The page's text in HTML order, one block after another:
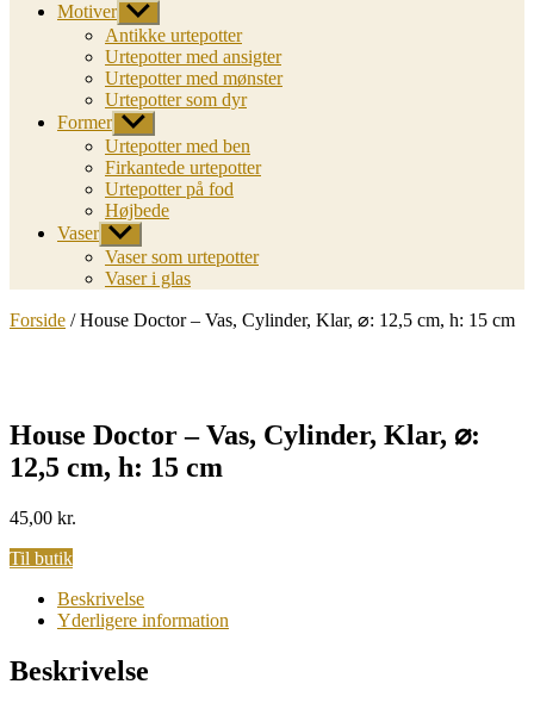
Motiver Vis
undermenu
Antikke urtepotter
Urtepotter med ansigter
Urtepotter med mønster
Urtepotter som dyr
Former Vis
undermenu
Urtepotter med ben
Firkantede urtepotter
Urtepotter på fod
Højbede
Vaser Vis
undermenu
Vaser som urtepotter
Vaser i glas
Forside / House Doctor – Vas, Cylinder, Klar, ⌀: 12,5 cm, h: 15 cm
House Doctor – Vas, Cylinder, Klar, ⌀:
12,5 cm, h: 15 cm
45,00 kr.
Til butik
Beskrivelse
Yderligere information
Beskrivelse